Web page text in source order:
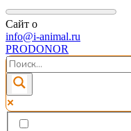
Сайт о
info@i-animal.ru
PRODONOR